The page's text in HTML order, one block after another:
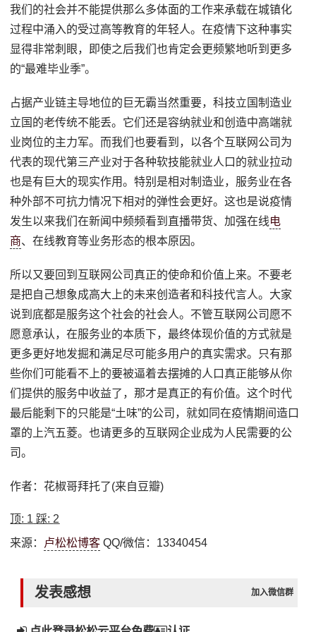
我们的社会并不能提供那么多体面的工作来承载在城镇化
过程中涌入的受过高等教育的年轻人。在疫情下这种事实
显得非常刺眼，即使之后我们也肯定会更频繁地听到更多
的“最难毕业季”。
占据产业链主导地位的巨无霸当然重要，科技立国制造业
立国的老传统不能丢。它们还是容纳就业和创造中高端就
业岗位的主力军。而我们也要看到，以各个互联网公司为
代表的现代第三产业对于各种软技能就业人口的就业拉动
也是有巨大的现实作用。特别是相对制造业，服务业在各
种外部不可抗力情况下相对的弹性会更好。这也是说疫情
发生以来我们在新闻中频频看到直播带货、加强在线电
商、在线教育等业务形态的根本原因。
所以又要回到互联网公司真正的使命和价值上来。不要老
是把自己想象成高大上的未来创造者和科技代言人。大家
说到底都是服务这个社会的社会人。不管互联网公司愿不
愿意承认，在服务业的本质下，最终体现价值的方式就是
更多更好地发掘和满足尽可能多用户的真实需求。只有那
些你们可能看不上的要被逼着去摆摊的人口真正能够从你
们提供的服务中收益了，那才是真正的有价值。这个时代
最后能剩下的只能是“土味”的公司，就如同在疫情期间造口
罩的上汽五菱。也请更多的互联网企业成为人民需要的公
司。
作者：花椒哥拜托了(来自豆瓣)
顶: 1 踩: 2
来源： 卢松松博客 QQ/微信：13340454
发表感想 加入微信群